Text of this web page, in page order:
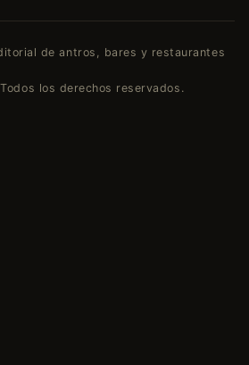
de antros, bares y restaurantes
los derechos reservados.